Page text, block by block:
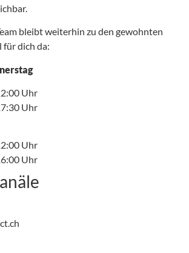
bleibt weiterhin zu den gewohnten
für dich da:
Uhr
Uhr
Uhr
Uhr